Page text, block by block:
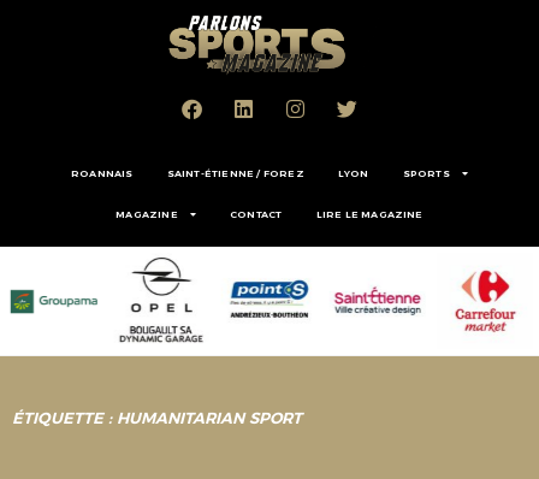
ROANNAIS SAINT-ÉTIENNE / FOREZ LYON SPORTS
MAGAZINE CONTACT LIRE LE MAGAZINE
ÉTIQUETTE : HUMANITARIAN SPORT